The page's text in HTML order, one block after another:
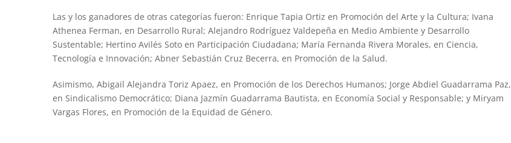
Las y los ganadores de otras categorías fueron: Enrique Tapia Ortiz en Promoción del Arte y la Cultura; Ivana
Athenea Ferman, en Desarrollo Rural; Alejandro Rodríguez Valdepeña en Medio Ambiente y Desarrollo
Sustentable; Hertino Avilés Soto en Participación Ciudadana; María Fernanda Rivera Morales, en Ciencia,
Tecnología e Innovación; Abner Sebastián Cruz Becerra, en Promoción de la Salud.
Asimismo, Abigail Alejandra Toriz Apaez, en Promoción de los Derechos Humanos; Jorge Abdiel Guadarrama Paz,
en Sindicalismo Democrático; Diana Jazmín Guadarrama Bautista, en Economía Social y Responsable; y Miryam
Vargas Flores, en Promoción de la Equidad de Género.